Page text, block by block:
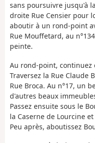
sans poursuivre jusqu'à
droite Rue Censier pour
aboutir à un rond-point
Rue Mouffetard, au
peinte.
Au rond-point, continuez
Traversez la Rue
Rue Broca. Au n°17, un
d'autres beaux
Passez ensuite sous le
la Caserne de Lourcine
Peu après, aboutissez